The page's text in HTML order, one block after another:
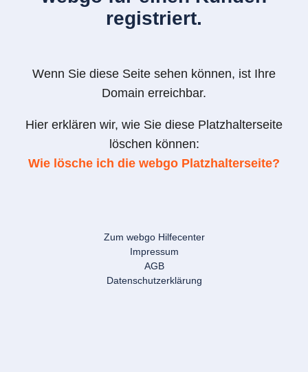
registriert.
Wenn Sie diese Seite sehen können, ist Ihre
Domain erreichbar.
Hier erklären wir, wie Sie diese Platzhalterseite
löschen können:
Wie lösche ich die webgo Platzhalterseite?
Zum webgo Hilfecenter
Impressum
AGB
Datenschutzerklärung